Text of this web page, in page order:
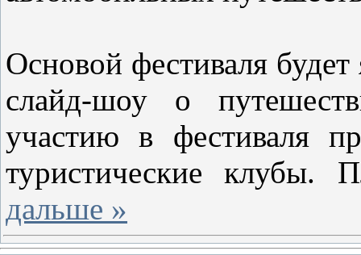
Основой фестиваля
слайд-шоу о
участию в фестиваля
туристические клубы.
дальше »